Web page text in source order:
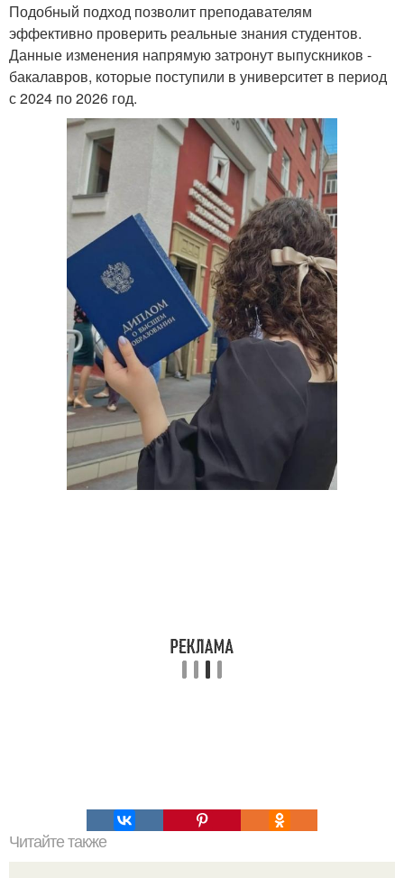
Подобный подход позволит преподавателям
эффективно проверить реальные знания студентов.
Данные изменения напрямую затронут выпускников -
бакалавров, которые поступили в университет в период
с 2024 по 2026 год.
Читайте также